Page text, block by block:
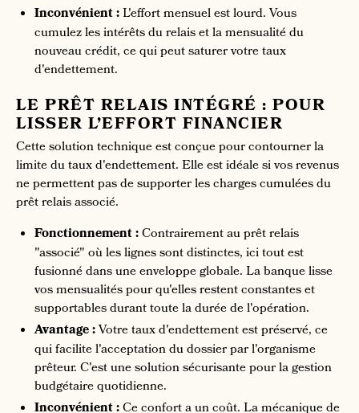
Inconvénient :L'effort mensuel est lourd. Vous
cumulez les intérêts du relais et la mensualité du
nouveau crédit, ce qui peut saturer votre taux
d'endettement.
LE PRÊT RELAIS INTÉGRÉ : POUR
LISSER L’EFFORT FINANCIER
Cette solution technique est conçue pour contourner la
limite du taux d'endettement. Elle est idéale si vos revenus
ne permettent pas de supporter les charges cumulées du
prêt relais associé.
Fonctionnement :Contrairement au prêt relais
"associé" où les lignes sont distinctes, ici tout est
fusionné dans une enveloppe globale. La banque lisse
vos mensualités pour qu'elles restent constantes et
supportables durant toute la durée de l'opération.
Avantage :Votre taux d'endettement est préservé, ce
qui facilite l'acceptation du dossier par l'organisme
prêteur. C'est une solution sécurisante pour la gestion
budgétaire quotidienne.
Ce confort a un coût. La mécanique de